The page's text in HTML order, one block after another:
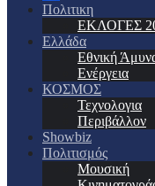
Πολιτικη
ΕΚΛΟΓΕΣ
Ελλάδα
Εθνική
Ενέργεια
ΚΟΣΜΟΣ
Τεχνολογια
Περιβάλλον
Showbiz
Πολιτισμός
Μουσική